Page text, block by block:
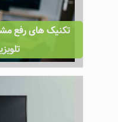
تکنیک های رفع